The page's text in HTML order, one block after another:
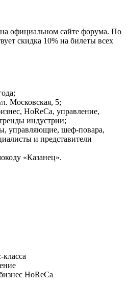
официальном сайте форума. По
скидка 10% на билеты всех
Московская, 5;
HoReCa, управление,
индустрии;
управляющие, шеф-повара,
и представители
«Казанец».
HoReCa